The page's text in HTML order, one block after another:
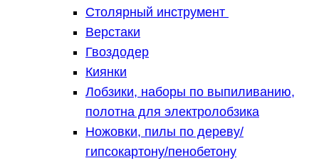
Столярный инструмент
Верстаки
Гвоздодер
Киянки
Лобзики, наборы по выпиливанию,
полотна для электролобзика
Ножовки, пилы по дереву/
гипсокартону/пенобетону